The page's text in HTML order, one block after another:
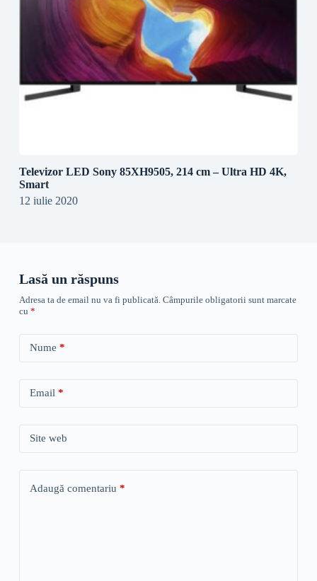
Televizor LED Sony 85XH9505, 214 cm – Ultra HD 4K,
Smart
12 iulie 2020
Lasă un răspuns
Adresa ta de email nu va fi publicată. Câmpurile obligatorii sunt marcate
cu *
Nume *
Email*
Site web
Adaugă comentariu *